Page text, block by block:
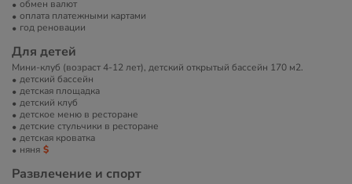
обмен валют
оплата платежными картами
год реновации
Для детей
Мини-клуб (возраст 4-12 лет), детский открытый бассейн 170 м2.
детский бассейн
детская площадка
детский клуб
детское меню в ресторане
детские стульчики в ресторане
детская кроватка
няня
Развлечение и спорт